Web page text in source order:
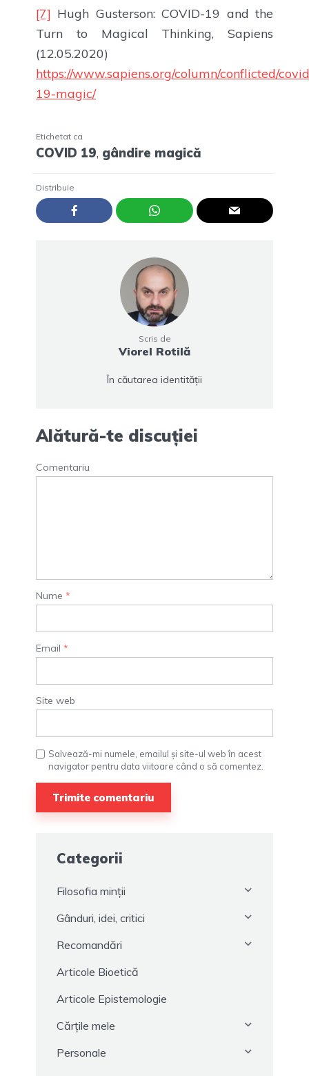
[7] Hugh Gusterson: COVID-19 and the
Turn to Magical Thinking, Sapiens
(12.05.2020)
https://www.sapiens.org/column/conflicted/
19-magic/
Etichetat ca
COVID 19, gândire magică
Distribuie
Scris de
Viorel Rotilă
În căutarea identității
Alătură-te discuției
Comentariu
Nume *
Email *
Site web
Salvează-mi numele, emailul și site-ul web în acest
navigator pentru data viitoare când o să comentez.
Categorii
Filosofia minții
Gânduri, idei, critici
Recomandări
Articole Bioetică
Articole Epistemologie
Cărțile mele
Personale